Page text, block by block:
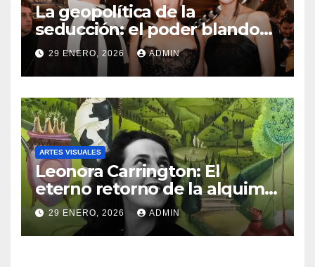
La geopolítica de la
seducción: el poder blando
como el nuevo lenguaje del
mundo
29 ENERO, 2026 ADMIN
ARTES VISUALES
Leonora Carrington: El
eterno retorno de la alquimia
a la capital mexicana
29 ENERO, 2026 ADMIN